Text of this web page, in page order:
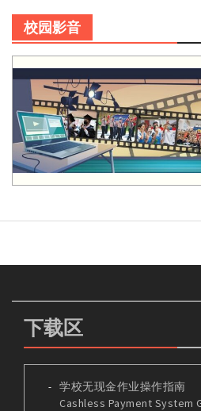
校园影音
下载区
学校无现金作业操作指南
Cashless Payment System